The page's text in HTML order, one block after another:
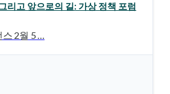
리고 앞으로의 길: 가상 정책 포럼
스 2월 5 …